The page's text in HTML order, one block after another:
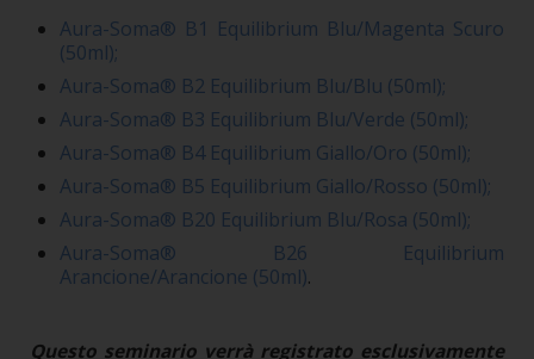
Aura-Soma® B1 Equilibrium Blu/Magenta Scuro
(50ml);
Aura-Soma® B2 Equilibrium Blu/Blu (50ml);
Aura-Soma® B3 Equilibrium Blu/Verde (50ml);
Aura-Soma® B4 Equilibrium Giallo/Oro (50ml);
Aura-Soma® B5 Equilibrium Giallo/Rosso (50ml);
Aura-Soma® B20 Equilibrium Blu/Rosa (50ml);
Aura-Soma® B26 Equilibrium
Arancione/Arancione (50ml).
Questo seminario verrà registrato esclusivamente